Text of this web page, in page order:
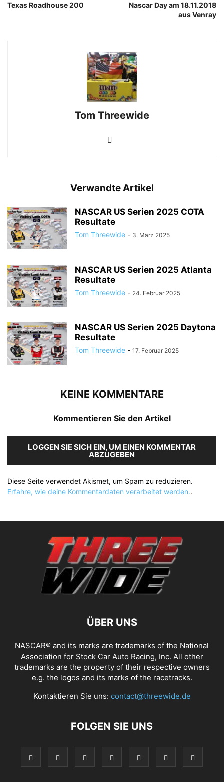
Texas Roadhouse 200
Nascar Day am 18.11.2018
aus Venray
Tom Threewide
Verwandte Artikel
NASCAR US Serien 2025 COTA
Resultate
Tom Threewide - 3. März 2025
NASCAR US Serien 2025 Atlanta
Resultate
Tom Threewide - 24. Februar 2025
NASCAR US Serien 2025 Daytona
Resultate
Tom Threewide - 17. Februar 2025
KEINE KOMMENTARE
Kommentieren Sie den Artikel
LOGGEN SIE SICH EIN, UM EINEN KOMMENTAR
ABZUGEBEN
Diese Seite verwendet Akismet, um Spam zu reduzieren.
Erfahre, wie deine Kommentardaten verarbeitet werden..
ÜBER UNS
NASCAR® and its marks are trademarks of the National
Association for Stock Car Auto Racing, Inc. All other
trademarks are the property of their respective owners
e.g. the logos and its marks of the racetracks.
Kontaktieren Sie uns: contact@threewide.de
FOLGEN SIE UNS